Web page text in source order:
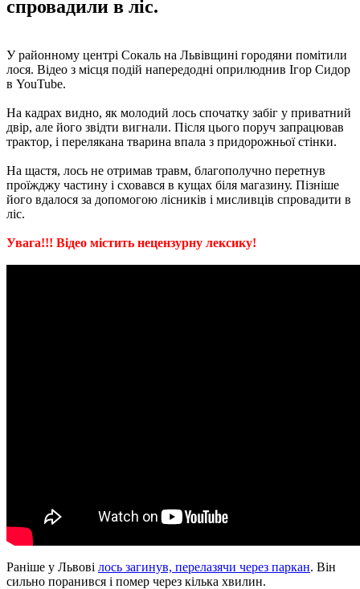
спровадили в ліс.
У районному центрі Сокаль на Львівщині городяни помітили
лося. Відео з місця подій напередодні оприлюднив Ігор Сидор
в YouTube.
На кадрах видно, як молодий лось спочатку забіг у приватний
двір, але його звідти вигнали. Після цього поруч запрацював
трактор, і перелякана тварина впала з придорожньої стінки.
На щастя, лось не отримав травм, благополучно перетнув
проїжджу частину і сховався в кущах біля магазину. Пізніше
його вдалося за допомогою лісників і мисливців спровадити в
ліс.
Увага!!! Відео містить нецензурну лексику!
Раніше у Львові лось загинув, перелазячи через паркан. Він
сильно поранився і помер через кілька хвилин.